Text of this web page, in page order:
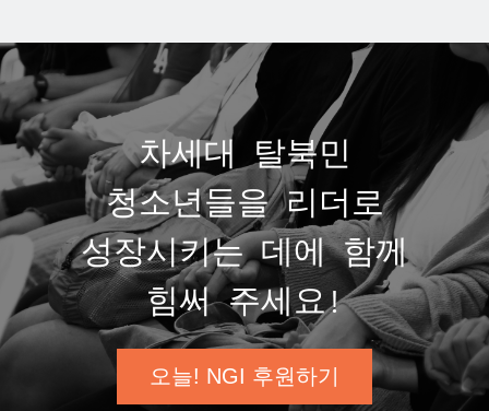
차세대 탈북민
청소년들을 리더로
성장시키는 데에 함께
힘써 주세요!
오늘! NGI 후원하기